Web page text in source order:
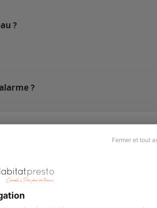
Fermer et tout
?
?